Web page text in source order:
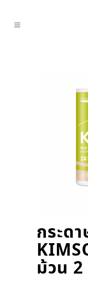
กระดา
ม้วน